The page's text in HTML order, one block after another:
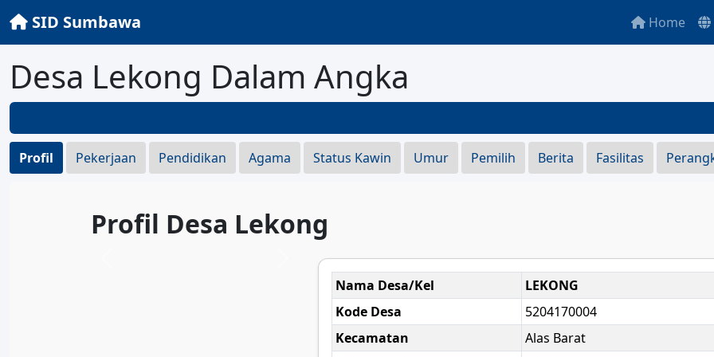
SID Sumbawa Home
Desa Lekong Dalam Angka
Profil Pekerjaan Pendidikan Agama Status Kawin Umur Pemilih Berita Fasilitas
Profil Desa Lekong
Nama Desa/Kel
LEKONG
Kode Desa
5204170004
Kecamatan
Alas Barat